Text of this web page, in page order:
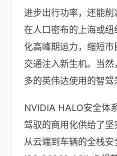
进步出行功率，还能削
在人口密布的上海或
化高峰期运力，缩短
交通注入新生机。当
多的英伟达使用的智驾
NVIDIA HALO安全体
驾驭的商用化供给了
从云端到车辆的全栈